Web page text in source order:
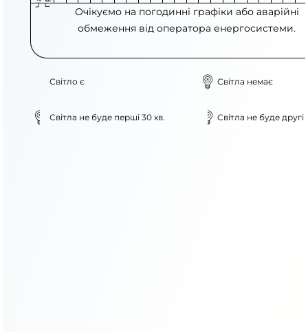
Очікуємо на погодинні графіки або аварійні
обмеження від оператора енергосистеми.
Світло є Світла немає
Світла не буде перші 30 хв. Світла не буде другі